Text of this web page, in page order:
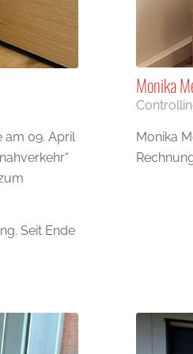
am 09. April
Seit Ende
Monika
Monika